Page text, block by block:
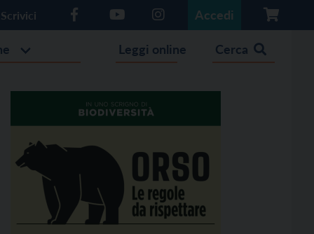
Scrivici Accedi
Leggi online Cerca